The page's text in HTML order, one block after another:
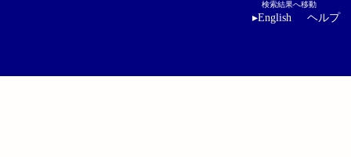
検索結果へ移動
▸English ヘルプ